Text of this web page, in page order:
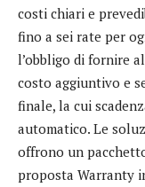
costi chiari e
fino a sei rate per
l’obbligo di fornire
costo aggiuntivo e
finale, la cui
automatico. Le
offrono un
proposta Warranty